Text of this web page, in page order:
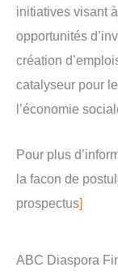
initiatives visant
opportunités
création
catalyseur pour
l’économie
Pour plus
la facon de
prospectus]
ABC Diaspora